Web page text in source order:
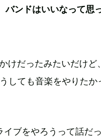
バンドはいいなって思
けだったみたいだけど
しても音楽をやりたか
イブをやろうって話だ